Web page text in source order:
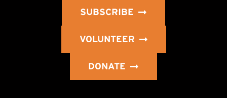
SUBSCRIBE
VOLUNTEER
DONATE